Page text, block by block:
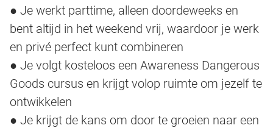
● Je werkt parttime, alleen doordeweeks en
bent altijd in het weekend vrij, waardoor je werk
en privé perfect kunt combineren
● Je volgt kosteloos een Awareness Dangerous
Goods cursus en krijgt volop ruimte om jezelf te
ontwikkelen
● Je krijgt de kans om door te groeien naar een